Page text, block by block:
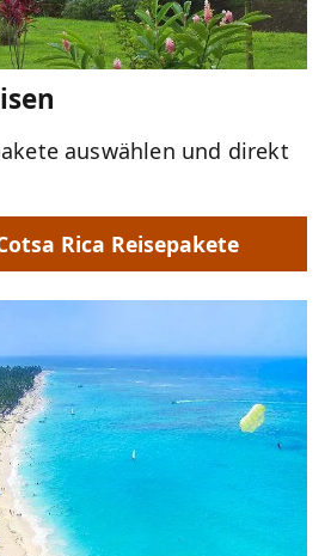
auswählen und direkt
Rica Reisepakete